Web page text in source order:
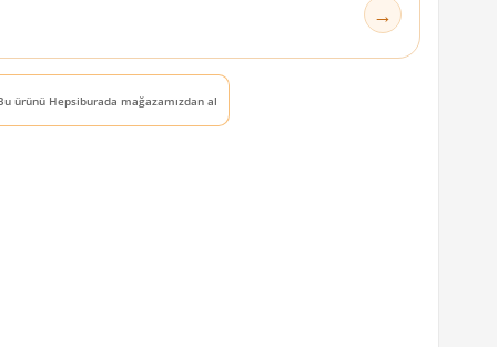
→
ürünü Hepsiburada mağazamızdan al